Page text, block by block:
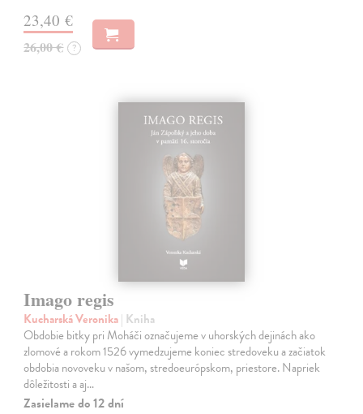
23,40 €
26,00 € ?
Imago regis
Kucharská Veronika| Kniha
Obdobie bitky pri Moháči označujeme v uhorských dejinách ako
zlomové a rokom 1526 vymedzujeme koniec stredoveku a začiatok
obdobia novoveku v našom, stredoeurópskom, priestore. Napriek
dôležitosti a aj…
Zasielame do 12 dní